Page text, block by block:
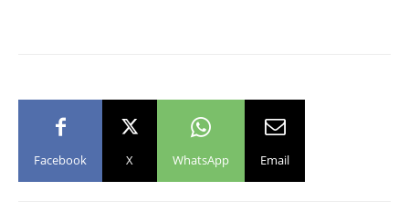
Facebook X WhatsApp Email